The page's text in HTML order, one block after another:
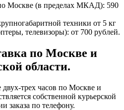
Москве (в пределах МКАД): 590
техники от 5 кг
телевизоры): от 700 рублей.
по Москве и
области.
двух-трех часов по Москве и
собственной курьерской
заказа по телефону.